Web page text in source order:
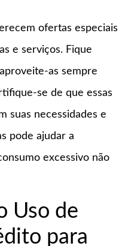
ofertas especiais
e serviços. Fique
as sempre
se de que essas
suas necessidades e
pode ajudar a
excessivo não
Uso de
para